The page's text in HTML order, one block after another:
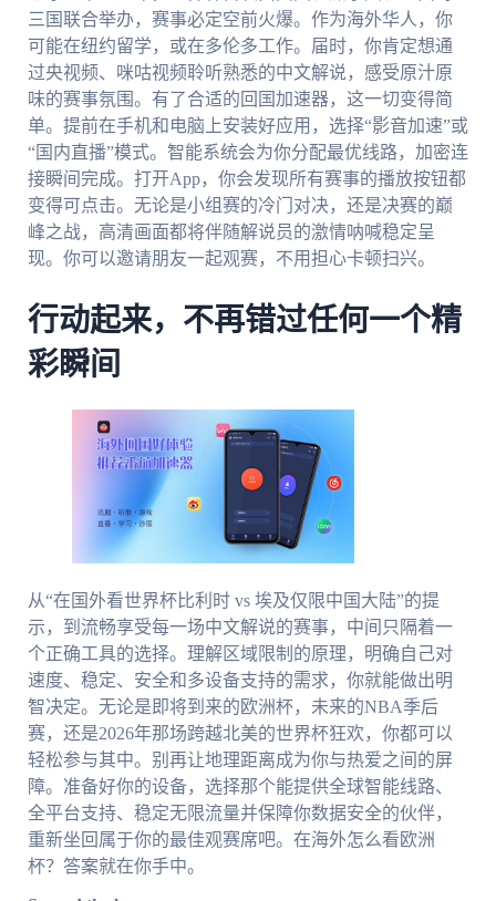
三国联合举办，赛事必定空前火爆。作为海外华人，你
可能在纽约留学，或在多伦多工作。届时，你肯定想通
过央视频、咪咕视频聆听熟悉的中文解说，感受原汁原
味的赛事氛围。有了合适的回国加速器，这一切变得简
单。提前在手机和电脑上安装好应用，选择“影音加速”或
“国内直播”模式。智能系统会为你分配最优线路，加密连
接瞬间完成。打开App，你会发现所有赛事的播放按钮都
变得可点击。无论是小组赛的冷门对决，还是决赛的巅
峰之战，高清画面都将伴随解说员的激情呐喊稳定呈
现。你可以邀请朋友一起观赛，不用担心卡顿扫兴。
行动起来，不再错过任何一个精
彩瞬间
从“在国外看世界杯比利时 vs 埃及仅限中国大陆”的提
示，到流畅享受每一场中文解说的赛事，中间只隔着一
个正确工具的选择。理解区域限制的原理，明确自己对
速度、稳定、安全和多设备支持的需求，你就能做出明
智决定。无论是即将到来的欧洲杯，未来的NBA季后
赛，还是2026年那场跨越北美的世界杯狂欢，你都可以
轻松参与其中。别再让地理距离成为你与热爱之间的屏
障。准备好你的设备，选择那个能提供全球智能线路、
全平台支持、稳定无限流量并保障你数据安全的伙伴，
重新坐回属于你的最佳观赛席吧。在海外怎么看欧洲
杯？答案就在你手中。